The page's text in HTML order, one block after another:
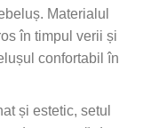
Materialul
în timpul verii și
confortabil în
și estetic, setul